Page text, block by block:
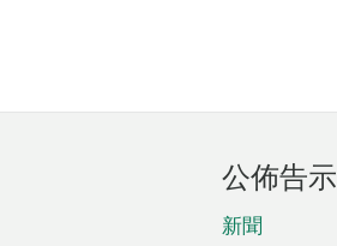
公佈告示
新聞